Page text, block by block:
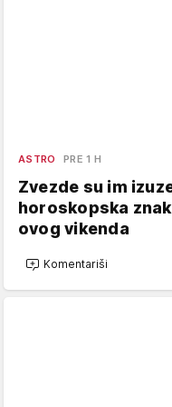
ASTRO PRE 1 H
Zvezde su im
horoskopska
ovog vikenda
Komentariši